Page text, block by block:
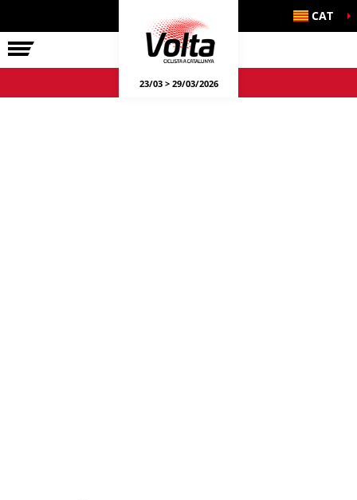
VOLTA CAT
23/03 > 29/03/2026